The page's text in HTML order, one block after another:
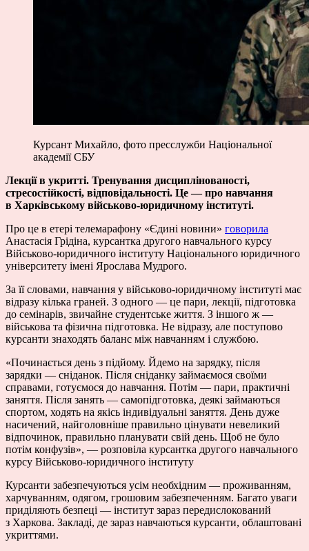
Курсант Михайло, фото пресслужби Національної
академії СБУ
Лекції в укритті. Тренування дисциплінованості,
стресостійкості, відповідальності. Це — про навчання
в Харківському військово-юридичному інституті.
Про це в етері телемарафону «Єдині новини» говорила
Анастасія Грідіна, курсантка другого навчального курсу
Військово-юридичного інституту Національного юридичного
університету імені Ярослава Мудрого.
За її словами, навчання у військово-юридичному інституті має
відразу кілька граней. З одного — це пари, лекції, підготовка
до семінарів, звичайне студентське життя. З іншого ж —
військова та фізична підготовка. Не відразу, але поступово
курсанти знаходять баланс між навчанням і службою.
«Починається день з підйому. Йдемо на зарядку, після
зарядки — сніданок. Після сніданку займаємося своїми
справами, готуємося до навчання. Потім — пари, практичні
заняття. Після занять — самопідготовка, деякі займаються
спортом, ходять на якісь індивідуальні заняття. День дуже
насичений, найголовніше правильно цінувати невеликий
відпочинок, правильно планувати свій день. Щоб не було
потім конфузів», — розповіла курсантка другого навчального
курсу Військово-юридичного інституту
Курсанти забезпечуються усім необхідним — проживанням,
харчуванням, одягом, грошовим забезпеченням. Багато уваги
приділяють безпеці — інститут зараз передислокований
з Харкова. Закладі, де зараз навчаються курсанти, облаштовані
укриттями.